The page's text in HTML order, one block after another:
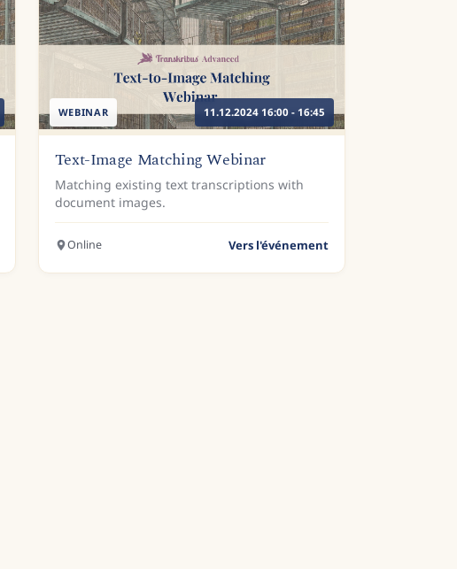
WEBINAR 11.12.2024 16:00 - 16:45
Text-Image Matching Webinar
Matching existing text transcriptions with
document images.
Online Vers l'événement